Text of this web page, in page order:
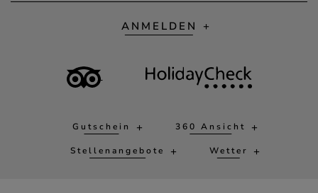
ANMELDEN
Gutschein 360 Ansicht
Stellenangebote Wetter